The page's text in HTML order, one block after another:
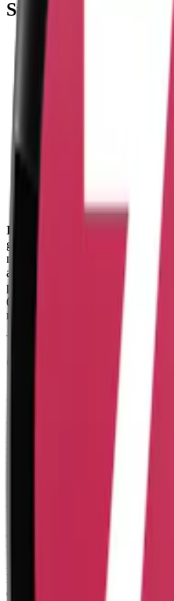
Snus
Ministry of
normalstarkt vitt
jordgubb/vanilj
Ingredienser:
växtfibrer, vatten,
glycerol), aromer, sötningsmedel
natriumklorid, viskos,
antiklumpningsmedel (E551,
polyeten, sötningsmedel (E955,
(E200, sorbinsyra; E202,
medel (E500, soda)
Om Ace X X-Mas
Ace X X-Mas Edition har smak
Sötman från jordgubbar möter
vanilj, vilket ger en unik och mild
nikotin per prilla är detta ett
vitt
kommer i ett slimmat format som
En dosa Ace X X-Mas Limited
totalvikt på 10 gram. Ace X X-
Snus, som sedan 2024 är en del
Group), och precis som övriga
Danmark med återvinningsbara
innehåller ingen tobak utan fylls
Du hittar den kompletta
och namn) ovan.